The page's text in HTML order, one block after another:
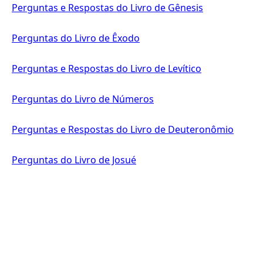
Perguntas e Respostas do Livro de Gênesis
Perguntas do Livro de Êxodo
Perguntas e Respostas do Livro de Levítico
Perguntas do Livro de Números
Perguntas e Respostas do Livro de Deuteronômio
Perguntas do Livro de Josué